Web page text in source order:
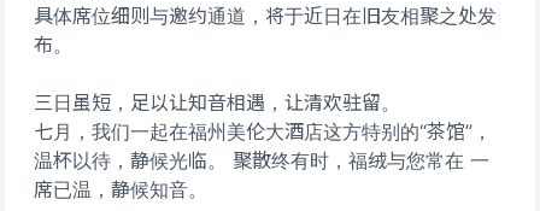
具体席位细则与邀约通道，将于近日在旧友相聚之处发
布。
三日虽短，足以让知音相遇，让清欢驻留。
七月，我们一起在福州美伦大酒店这方特别的“茶馆”，
温杯以待，静候光临。 聚散终有时，福绒与您常在 一
席已温，静候知音。